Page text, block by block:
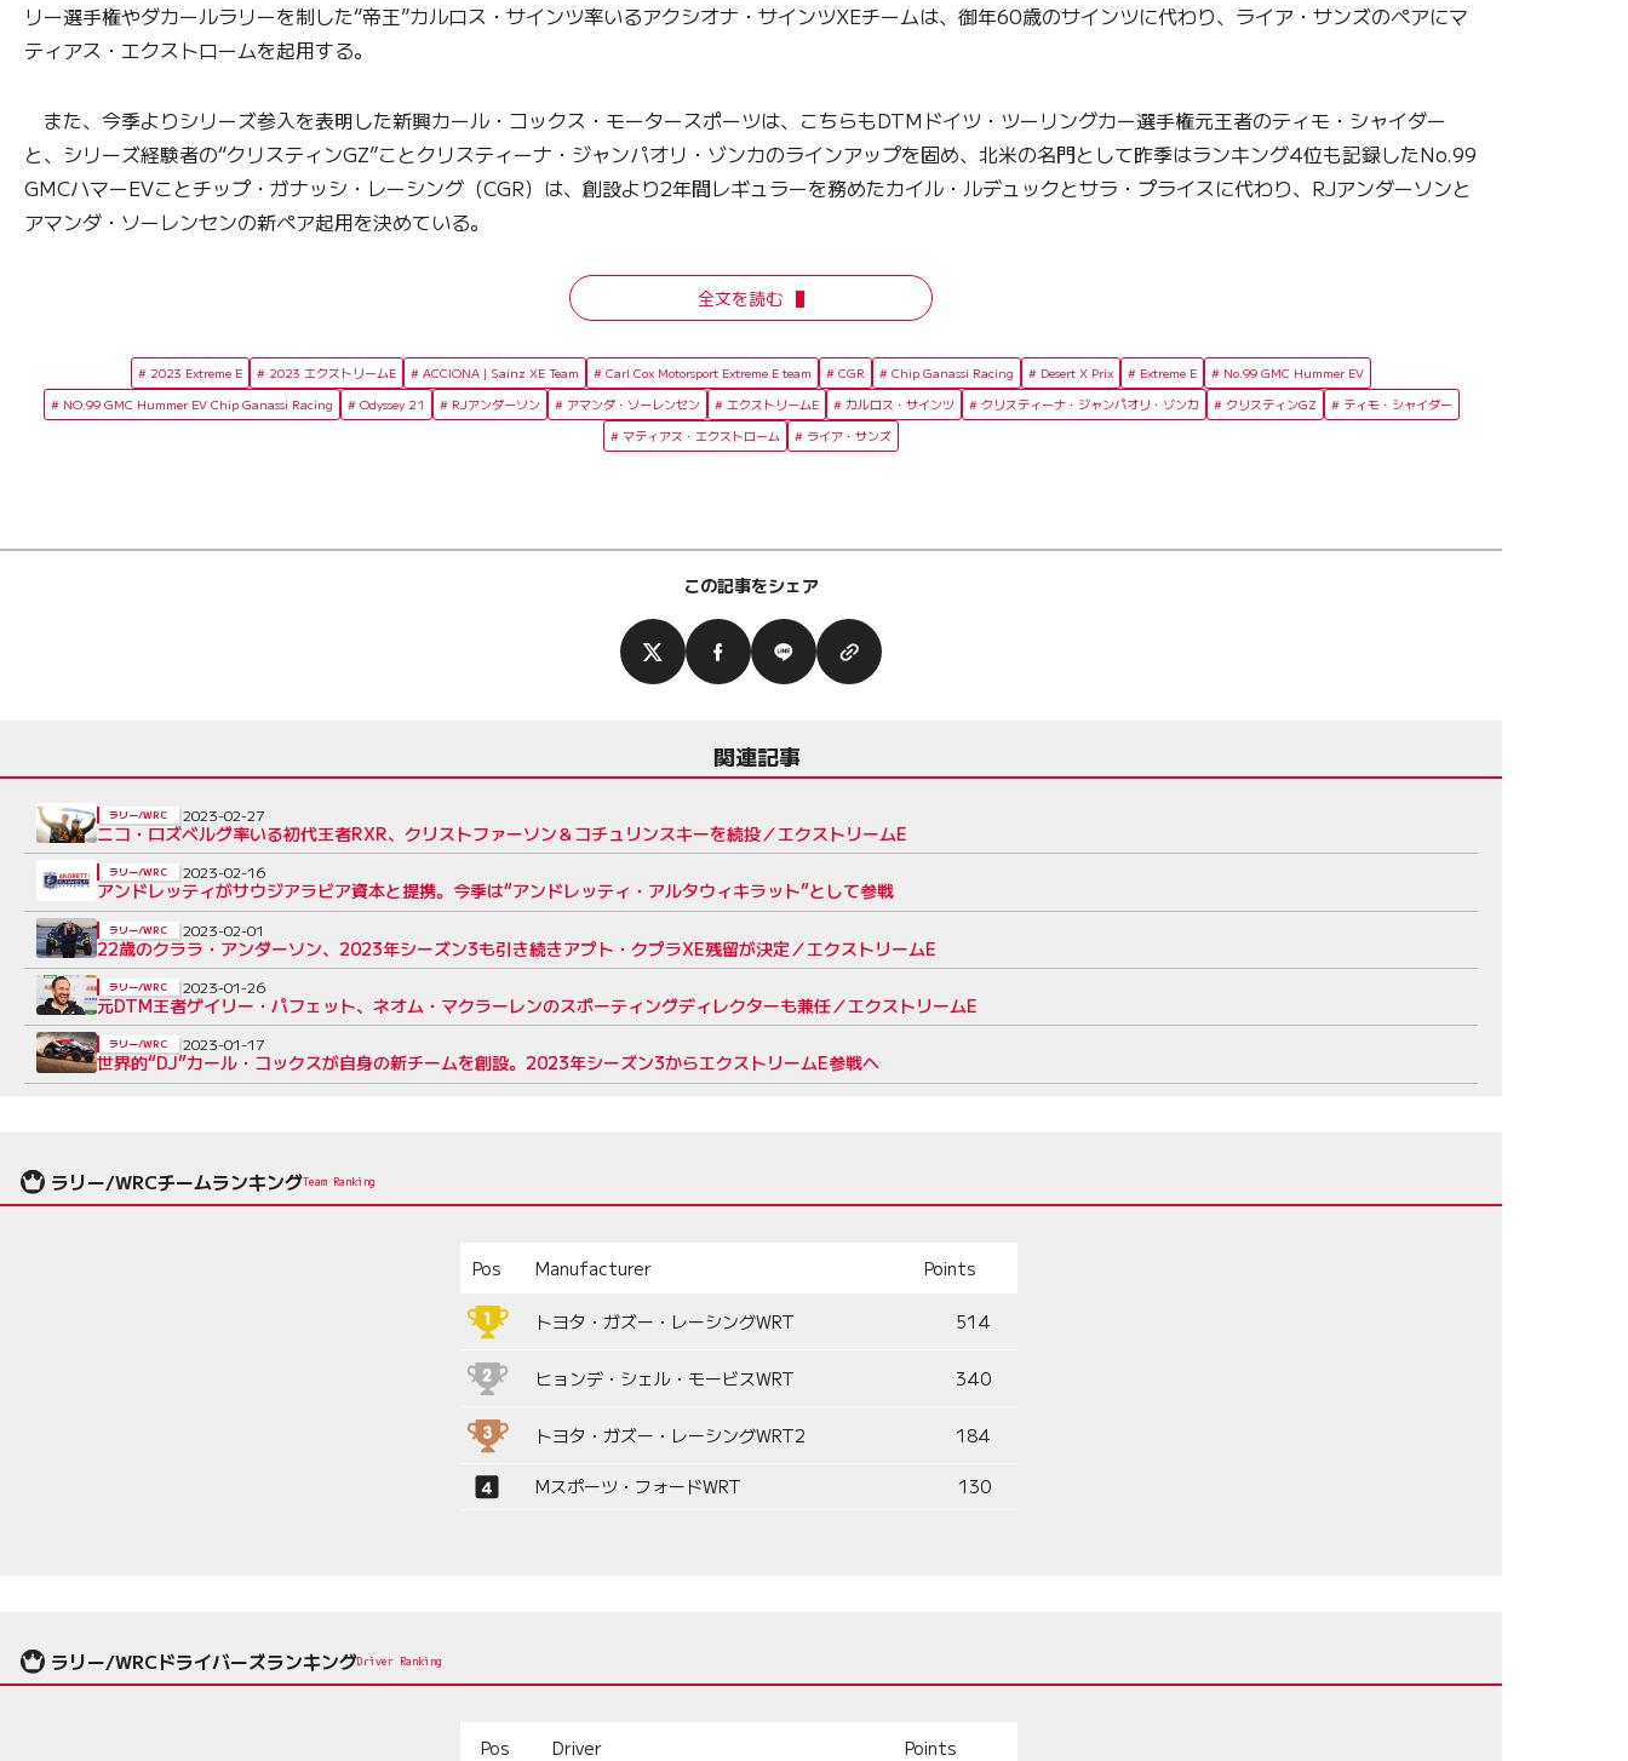
リー選手権やダカールラリーを制した“帝王”カルロス・サインツ率いるアクシオナ・サインツXEチームは、御年60歳のサインツに代わり、ライア・サンズのペアにマ
ティアス・エクストロームを起用する。
また、今季よりシリーズ参入を表明した新興カール・コックス・モータースポーツは、こちらもDTMドイツ・ツーリングカー選手権元王者のティモ・シャイダー
と、シリーズ経験者の“クリスティンGZ”ことクリスティーナ・ジャンパオリ・ゾンカのラインアップを固め、北米の名門として昨季はランキング4位も記録したNo.99
GMCハマーEVことチップ・ガナッシ・レーシング（CGR）は、創設より2年間レギュラーを務めたカイル・ルデュックとサラ・プライスに代わり、RJアンダーソンと
アマンダ・ソーレンセンの新ペア起用を決めている。
全文を読む
2023 Extreme E 2023 エクストリームE ACCIONA | Sainz XE Team Carl Cox Motorsport Extreme E team CGR Chip Ganassi Racing Desert X Prix Extreme E
No.99 GMC Hummer EV
NO.99 GMC Hummer EV Chip Ganassi Racing
Odyssey 21 RJアンダーソン アマンダ・ソーレンセン エクストリームE カルロス・サインツ クリスティーナ・ジャンパオリ・ゾンカ クリスティンGZ
ティモ・シャイダー
マティアス・エクストローム
ライア・サンズ
この記事をシェア
関連記事
ニコ・ロズベルグ率いる初代王者RXR、クリストファーソン＆コチュリンスキーを続投／エクストリームE
ラリー/WRC 2023-02-27
アンドレッティがサウジアラビア資本と提携。今季は“アンドレッティ・アルタウィキラット”として参戦
ラリー/WRC 2023-02-16
22歳のクララ・アンダーソン、2023年シーズン3も引き続きアプト・クプラXE残留が決定／エクストリームE
ラリー/WRC 2023-02-01
元DTM王者ゲイリー・パフェット、ネオム・マクラーレンのスポーティングディレクターも兼任／エクストリームE
ラリー/WRC 2023-01-26
世界的“DJ”カール・コックスが自身の新チームを創設。2023年シーズン3からエクストリームE参戦へ
ラリー/WRC 2023-01-17
ラリー/WRCチームランキングTeam Ranking
Pos Manufacturer Points
トヨタ・ガズー・レーシングWRT 514
ヒョンデ・シェル・モービスWRT 340
トヨタ・ガズー・レーシングWRT2 184
Mスポーツ・フォードWRT 130
ラリー/WRCドライバーズランキングDriver Ranking
Pos Driver Points